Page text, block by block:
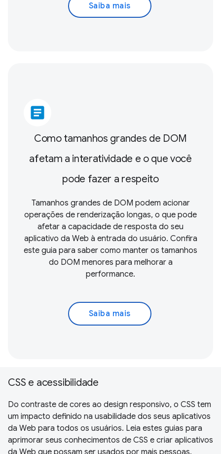
Saiba mais
article
Como tamanhos grandes de DOM
afetam a interatividade e o que você
pode fazer a respeito
Tamanhos grandes de DOM podem acionar
operações de renderização longas, o que pode
afetar a capacidade de resposta do seu
aplicativo da Web à entrada do usuário. Confira
este guia para saber como manter os tamanhos
do DOM menores para melhorar a
performance.
Saiba mais
CSS e acessibilidade
Do contraste de cores ao design responsivo, o CSS tem
um impacto definido na usabilidade dos seus aplicativos
da Web para todos os usuários. Leia estes guias para
aprimorar seus conhecimentos de CSS e criar aplicativos
da Web que possam ser usados por mais pessoas.